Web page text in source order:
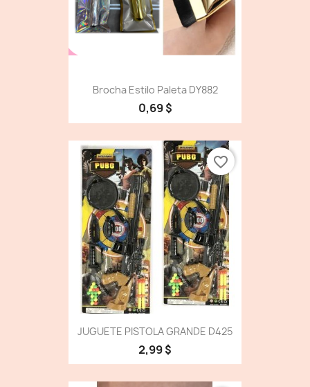
Brocha Estilo Paleta DY882
0,69 $
JUGUETE PISTOLA GRANDE D425
2,99 $
favorite_border